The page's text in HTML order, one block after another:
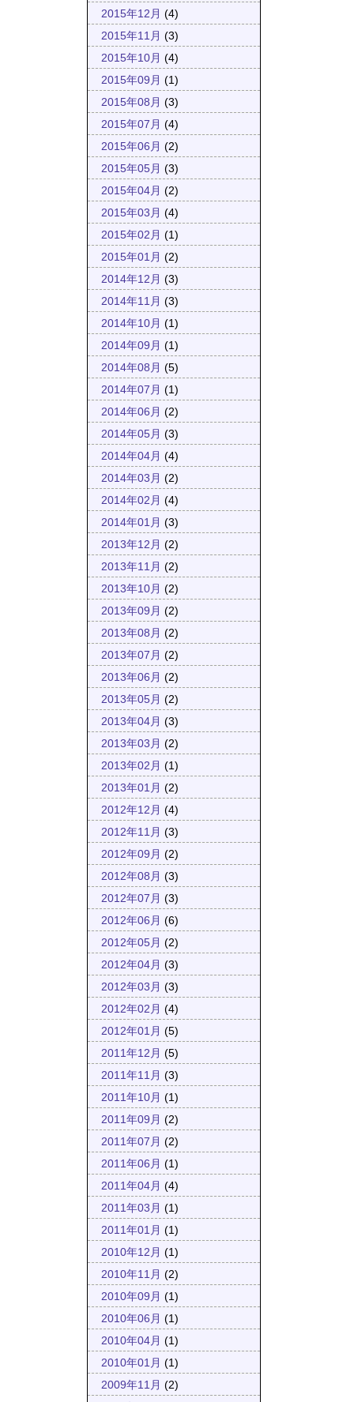
2015年12月 (4)
2015年11月 (3)
2015年10月 (4)
2015年09月 (1)
2015年08月 (3)
2015年07月 (4)
2015年06月 (2)
2015年05月 (3)
2015年04月 (2)
2015年03月 (4)
2015年02月 (1)
2015年01月 (2)
2014年12月 (3)
2014年11月 (3)
2014年10月 (1)
2014年09月 (1)
2014年08月 (5)
2014年07月 (1)
2014年06月 (2)
2014年05月 (3)
2014年04月 (4)
2014年03月 (2)
2014年02月 (4)
2014年01月 (3)
2013年12月 (2)
2013年11月 (2)
2013年10月 (2)
2013年09月 (2)
2013年08月 (2)
2013年07月 (2)
2013年06月 (2)
2013年05月 (2)
2013年04月 (3)
2013年03月 (2)
2013年02月 (1)
2013年01月 (2)
2012年12月 (4)
2012年11月 (3)
2012年09月 (2)
2012年08月 (3)
2012年07月 (3)
2012年06月 (6)
2012年05月 (2)
2012年04月 (3)
2012年03月 (3)
2012年02月 (4)
2012年01月 (5)
2011年12月 (5)
2011年11月 (3)
2011年10月 (1)
2011年09月 (2)
2011年07月 (2)
2011年06月 (1)
2011年04月 (4)
2011年03月 (1)
2011年01月 (1)
2010年12月 (1)
2010年11月 (2)
2010年09月 (1)
2010年06月 (1)
2010年04月 (1)
2010年01月 (1)
2009年11月 (2)